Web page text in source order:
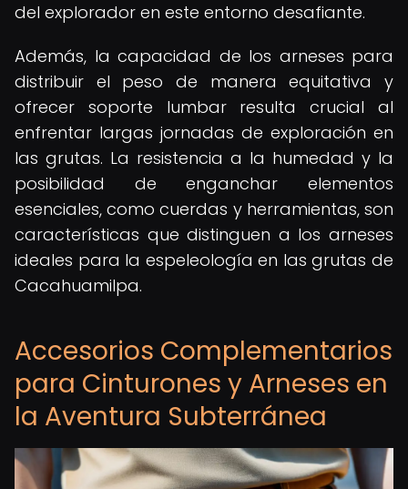
del explorador en este entorno desafiante.
Además, la capacidad de los arneses para
distribuir el peso de manera equitativa y
ofrecer soporte lumbar resulta crucial al
enfrentar largas jornadas de exploración en
las grutas. La resistencia a la humedad y la
posibilidad de enganchar elementos
esenciales, como cuerdas y herramientas, son
características que distinguen a los arneses
ideales para la espeleología en las grutas de
Cacahuamilpa.
Accesorios Complementarios
para Cinturones y Arneses en
la Aventura Subterránea